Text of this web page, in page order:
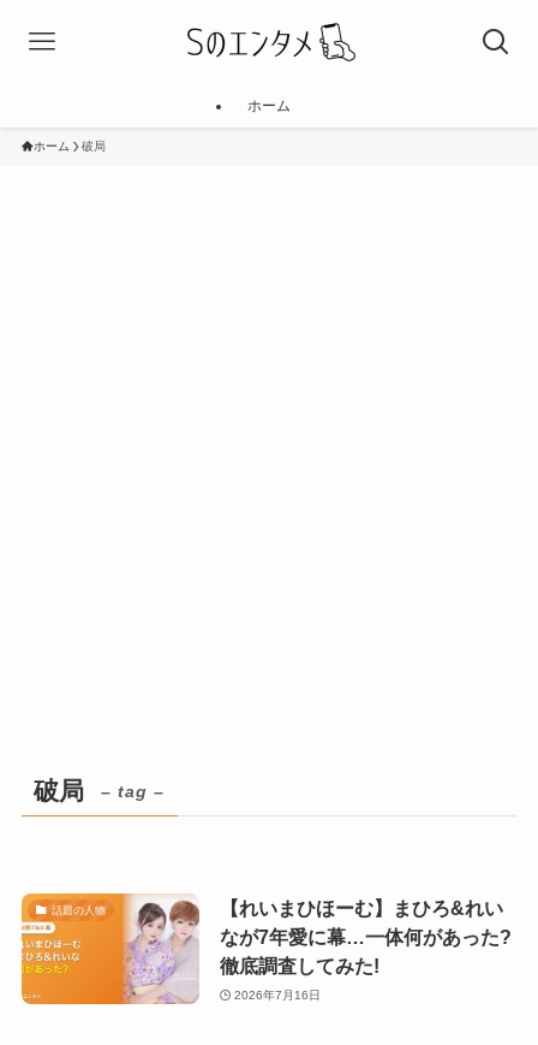
ホーム
ホーム 破局
破局 – tag –
話題の人物
【れいまひほーむ】まひろ&れい
なが7年愛に幕…一体何があった?
徹底調査してみた!
2026年7月16日